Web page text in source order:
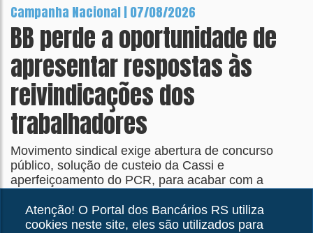
Atenção! O Portal dos Bancários RS utiliza
cookies neste site, eles são utilizados para
Campanha Nacional | 07/08/2026
BB perde a oportunidade de
apresentar respostas às
reivindicações dos
trabalhadores
Movimento sindical exige abertura de concurso
público, solução de custeio da Cassi e
aperfeiçoamento do PCR, para acabar com a
piso salarial